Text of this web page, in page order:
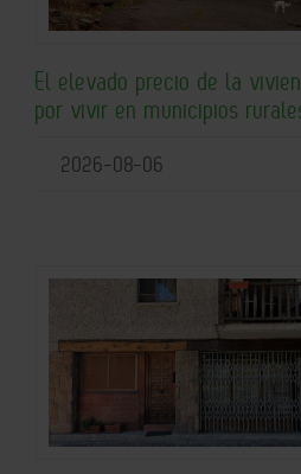
El elevado precio de la
por vivir en municipios
2026-08-06